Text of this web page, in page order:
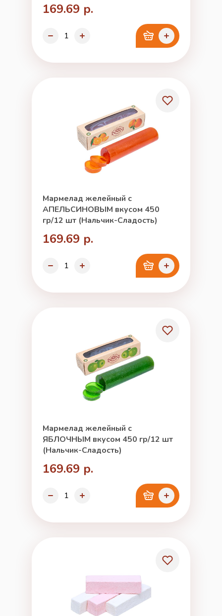
169.69 р.
Мармелад желейный с
АПЕЛЬСИНОВЫМ вкусом 450
гр/12 шт (Нальчик-Сладость)
169.69 р.
Мармелад желейный с
ЯБЛОЧНЫМ вкусом 450 гр/12 шт
(Нальчик-Сладость)
169.69 р.